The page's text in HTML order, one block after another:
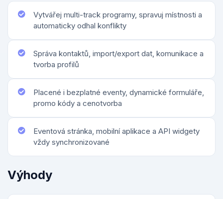
Vytvářej multi-track programy, spravuj místnosti a
automaticky odhal konflikty
Správa kontaktů, import/export dat, komunikace a
tvorba profilů
Placené i bezplatné eventy, dynamické formuláře,
promo kódy a cenotvorba
Eventová stránka, mobilní aplikace a API widgety
vždy synchronizované
Výhody